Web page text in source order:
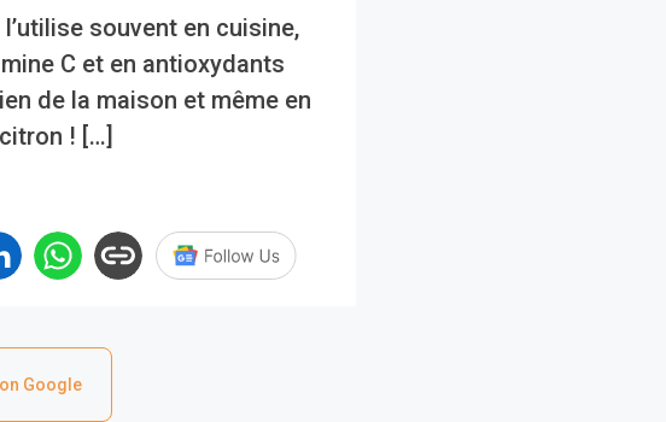
souvent en cuisine,
C et en antioxydants
de la maison et même en
! […]
Google